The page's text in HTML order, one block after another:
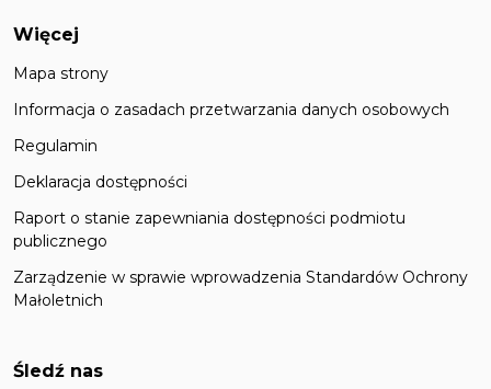
Więcej
Mapa strony
Informacja o zasadach przetwarzania danych osobowych
Regulamin
Deklaracja dostępności
Raport o stanie zapewniania dostępności podmiotu
publicznego
Zarządzenie w sprawie wprowadzenia Standardów Ochrony
Małoletnich
Śledź nas